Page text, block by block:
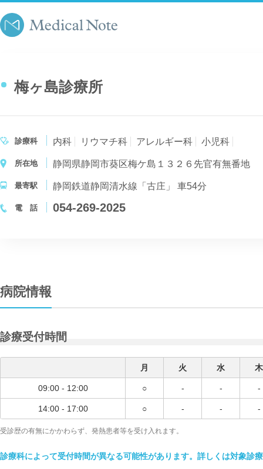
梅ヶ島診療所
診療科 内科 リウマチ科 アレルギー科 小児科
所在地 静岡県静岡市葵区梅ケ島１３２６先官有無番地
最寄駅 静岡鉄道静岡清水線「古庄」 車54分
電 話 054-269-2025
病院情報
診療受付時間
月 火 水 木
09:00 - 12:00 ○ - - -
14:00 - 17:00 ○ - - -
受診歴の有無にかかわらず、発熱患者等を受け入れます。
診療科によって受付時間が異なる可能性があります。詳しくは対象診